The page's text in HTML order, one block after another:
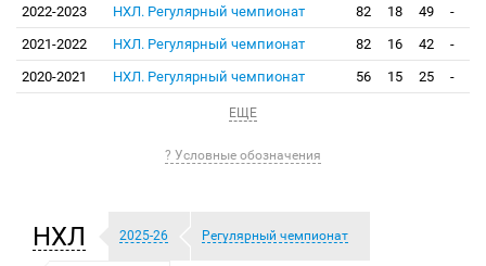
2022-2023
НХЛ. Регулярный чемпионат 82 18 49
-
2021-2022
НХЛ. Регулярный чемпионат 82 16 42
-
2020-2021
НХЛ. Регулярный чемпионат 56 15 25 -
ЕЩЕ
? Условные обозначения
НХЛ 2025-26 Регулярный чемпионат